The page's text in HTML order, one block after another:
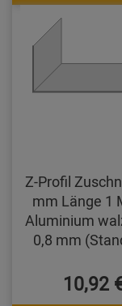
Z-Profil
mm Länge 1
Aluminium
0,8 mm
10,92